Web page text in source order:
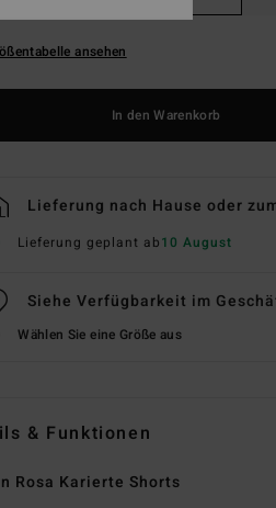
ansehen
In den Warenkorb
Lieferung nach Hause oder
Lieferung geplant ab10 August
Siehe Verfügbarkeit im
Wählen Sie eine Größe aus
& Funktionen
Rosa Karierte Shorts